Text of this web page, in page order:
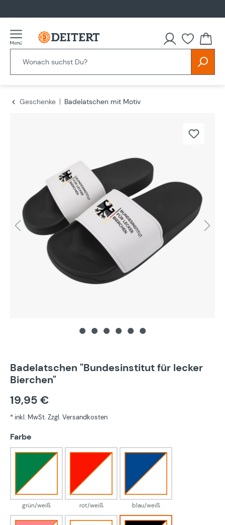
Geschenke
Badelatschen mit Motiv
Badelatschen "Bundesinstitut für lecker
Bierchen"
19,95 €
* inkl. MwSt. Zzgl. Versandkosten
Farbe
grün/weiß rot/weiß blau/weiß